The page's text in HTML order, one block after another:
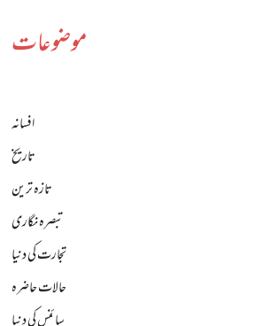
موضوعات
افسانہ
تاریخ
تازہ ترین
تبصرہ نگاری
تجارت کی دنیا
حالات حاضرہ